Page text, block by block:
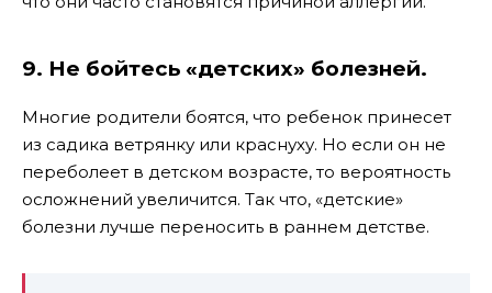
9. Не бойтесь «детских» болезней.
Многие родители боятся, что ребенок принесет
из садика ветрянку или краснуху. Но если он не
переболеет в детском возрасте, то вероятность
осложнений увеличится. Так что, «детские»
болезни лучше переносить в раннем детстве.